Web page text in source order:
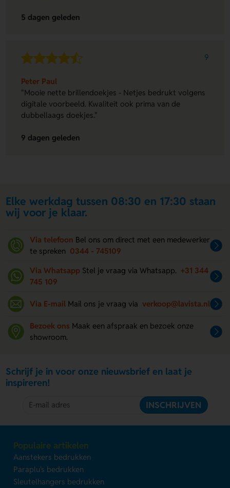
5 dagen geleden
9
Peter Paul
"Mooie nette brillendoekjes - Netjes bedrukt volgens
digitale voorbeeld. Kwaliteit ook prima van de
dubbellaags doekjes."
9 dagen geleden
Elke werkdag tussen 08:30 en 17:30 staan
wij voor je klaar.
Via telefoon Bel ons om direct met een medewerker
te spreken 0344 - 745109
Via Whatsapp Stel je vraag via Whatsapp. +31 344
745 109
Via E-mail Mail ons je vraag via verkoop@lavista.nl
Bezoek ons Maak een afspraak en bezoek onze
showroom.
Schrijf je in voor onze nieuwsbrief en laat je
inspireren!
INSCHRIJVEN
Populaire artikelen
Aanstekers bedrukken
Paraplu's bedrukken
Sleutelhangers bedrukken